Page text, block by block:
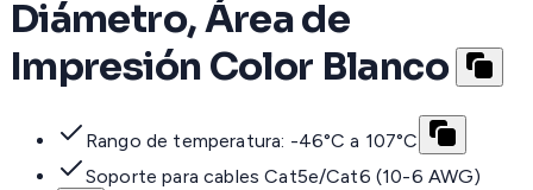
Diámetro, Área de
Impresión Color Blanco
Rango de temperatura: -46°C a 107°C
Soporte para cables Cat5e/Cat6 (10-6 AWG)